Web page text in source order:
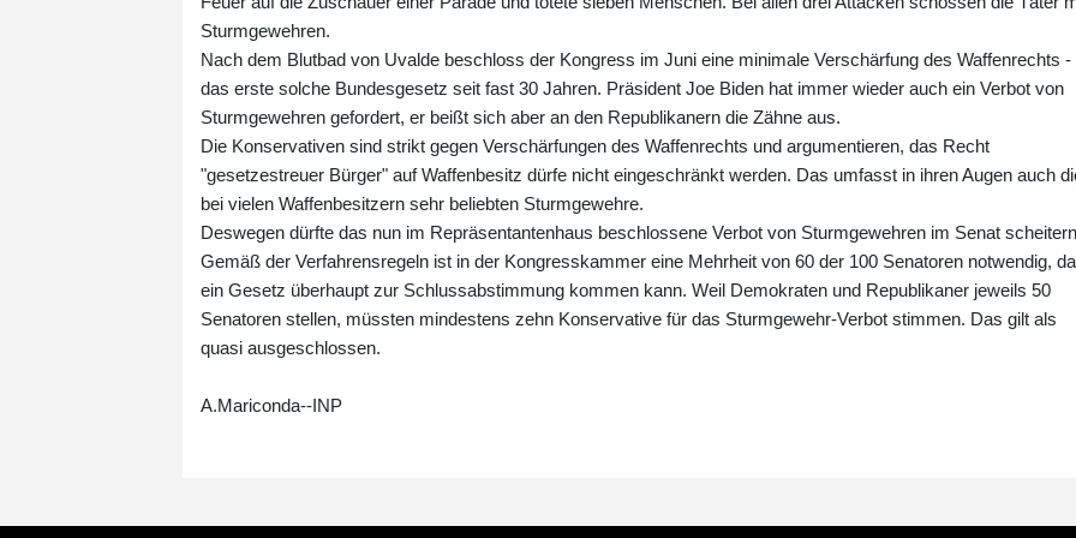
Sturmgewehren.
Nach dem Blutbad von Uvalde beschloss der Kongress im Juni eine minimale Verschärfung des Waffenrechts -
das erste solche Bundesgesetz seit fast 30 Jahren. Präsident Joe Biden hat immer wieder auch ein Verbot von
Sturmgewehren gefordert, er beißt sich aber an den Republikanern die Zähne aus.
Die Konservativen sind strikt gegen Verschärfungen des Waffenrechts und argumentieren, das Recht
"gesetzestreuer Bürger" auf Waffenbesitz dürfe nicht eingeschränkt werden. Das umfasst in ihren Augen auch
bei vielen Waffenbesitzern sehr beliebten Sturmgewehre.
Deswegen dürfte das nun im Repräsentantenhaus beschlossene Verbot von Sturmgewehren im Senat
Gemäß der Verfahrensregeln ist in der Kongresskammer eine Mehrheit von 60 der 100 Senatoren notwendig,
ein Gesetz überhaupt zur Schlussabstimmung kommen kann. Weil Demokraten und Republikaner jeweils 50
Senatoren stellen, müssten mindestens zehn Konservative für das Sturmgewehr-Verbot stimmen. Das gilt als
quasi ausgeschlossen.
A.Mariconda--INP